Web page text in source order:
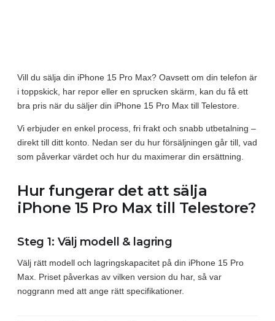
Vill du sälja din iPhone 15 Pro Max? Oavsett om din telefon är
i toppskick, har repor eller en sprucken skärm, kan du få ett
bra pris när du säljer din iPhone 15 Pro Max till Telestore.
Vi erbjuder en enkel process, fri frakt och snabb utbetalning –
direkt till ditt konto. Nedan ser du hur försäljningen går till, vad
som påverkar värdet och hur du maximerar din ersättning.
Hur fungerar det att sälja
iPhone 15 Pro Max till Telestore?
Steg 1: Välj modell & lagring
Välj rätt modell och lagringskapacitet på din iPhone 15 Pro
Max. Priset påverkas av vilken version du har, så var
noggrann med att ange rätt specifikationer.